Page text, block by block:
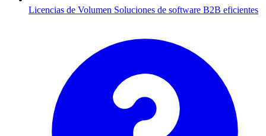
Licencias de Volumen Soluciones de software B2B eficientes